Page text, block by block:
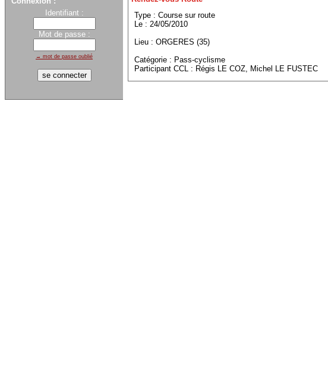
Identifiant :
Mot de passe :
→ mot de passe oublié
Type : Course sur route
Le : 24/05/2010
Lieu : ORGERES (35)
Catégorie : Pass-cyclisme
Participant CCL : Régis LE COZ, Michel LE FUSTEC